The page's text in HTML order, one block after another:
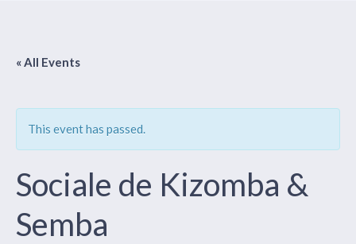
« All Events
This event has passed.
Sociale de Kizomba &
Semba